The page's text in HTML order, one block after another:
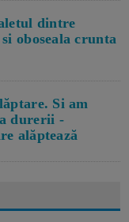
dintre
oboseala crunta
Si am
durerii -
alăptează